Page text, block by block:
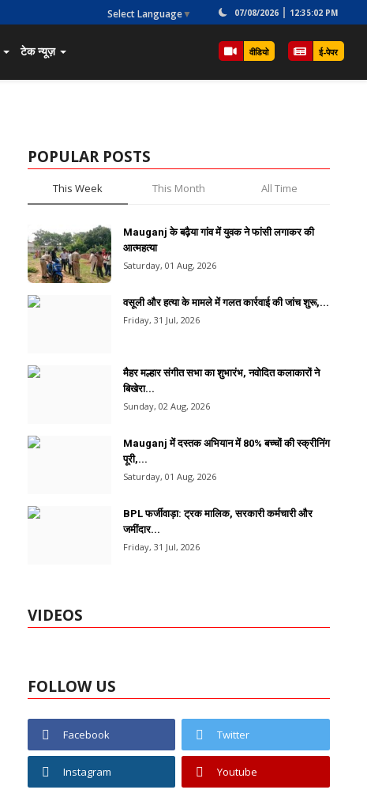
Select Language▼ 07/08/2026 12:35:02 PM
टेक न्यूज़ वीडियो ई-पेपर
POPULAR POSTS
This Week This Month All Time
Mauganj के बढ़ैया गांव में युवक ने फांसी लगाकर की
आत्महत्या
Saturday, 01 Aug, 2026
वसूली और हत्या के मामले में गलत कार्रवाई की जांच शुरू,...
Friday, 31 Jul, 2026
मैहर मल्हार संगीत सभा का शुभारंभ, नवोदित कलाकारों ने
बिखेरा...
Sunday, 02 Aug, 2026
Mauganj में दस्तक अभियान में 80% बच्चों की स्क्रीनिंग
पूरी,...
Saturday, 01 Aug, 2026
BPL फर्जीवाड़ा: ट्रक मालिक, सरकारी कर्मचारी और
जमींदार...
Friday, 31 Jul, 2026
VIDEOS
FOLLOW US
Facebook Twitter
Instagram Youtube